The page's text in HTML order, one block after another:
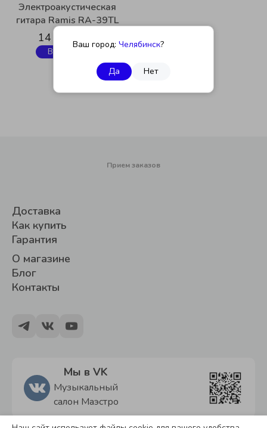
Ваш город: Челябинск?
Да Нет
Электроакустическая
гитара Ramis RA-39TL
14 900 руб.
В корзину
Доставка
Как купить
Гарантия
О магазине
Блог
Контакты
Прием заказов
Мы в VK
Музыкальный
салон Маэстро